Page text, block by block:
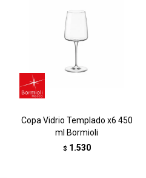
Copa Vidrio Templado x6 450
ml Bormioli
$ 1.530